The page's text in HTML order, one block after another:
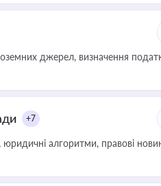
джерел, визначення
+7
алгоритми, правові